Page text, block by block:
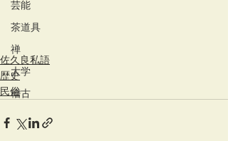
芸能
茶道具
禅
大学
稽古
佐久良私語
歴史
民俗